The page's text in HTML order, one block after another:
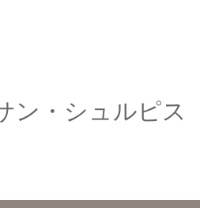
ン・シュルピス